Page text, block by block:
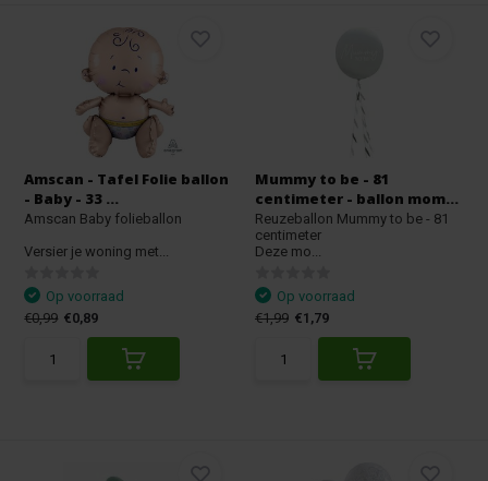
Amscan - Tafel Folie ballon
- Baby - 33 ...
Amscan Baby folieballon
Versier je woning met...
Op voorraad
€0,99 €0,89
Mummy to be - 81
centimeter - ballon mom...
Reuzeballon Mummy to be - 81
centimeter
Deze mo...
Op voorraad
€1,99 €1,79